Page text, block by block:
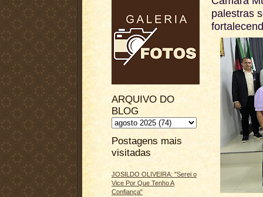
ARQUIVO DO
BLOG
Postagens mais
visitadas
JOSILDO OLIVEIRA: "Serei o
Vice Por Que Tenho A
Confiança"
palestras